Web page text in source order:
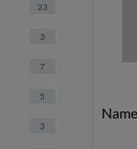
23
3
7
5
3